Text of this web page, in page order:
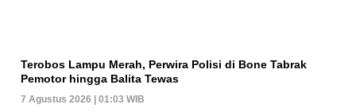
Terobos Lampu Merah, Perwira Polisi di Bone Tabrak
Pemotor hingga Balita Tewas
7 Agustus 2026 | 01:03 WIB